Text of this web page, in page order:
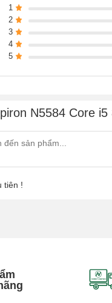
1
2
3
4
5
N5584 Core
tiên !